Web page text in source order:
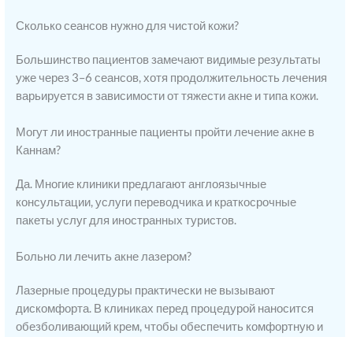
Сколько сеансов нужно для чистой кожи?
Большинство пациентов замечают видимые результаты
уже через 3–6 сеансов, хотя продолжительность лечения
варьируется в зависимости от тяжести акне и типа кожи.
Могут ли иностранные пациенты пройти лечение акне в
Каннам?
Да. Многие клиники предлагают англоязычные
консультации, услуги переводчика и краткосрочные
пакеты услуг для иностранных туристов.
Больно ли лечить акне лазером?
Лазерные процедуры практически не вызывают
дискомфорта. В клиниках перед процедурой наносится
обезболивающий крем, чтобы обеспечить комфортную и